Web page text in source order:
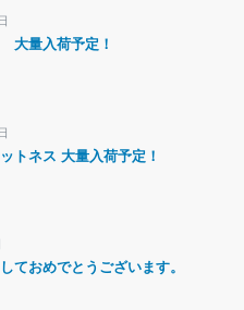
大量入荷予定！
トネス 大量入荷予定！
ておめでとうございます。